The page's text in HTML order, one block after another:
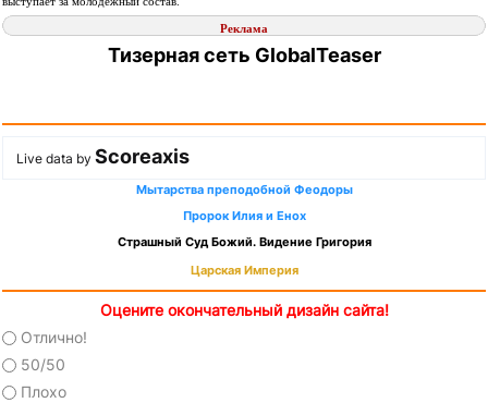
Реклама
Тизерная сеть GlobalTeaser
Live data by Scoreaxis
Мытарства преподобной Феодоры
Пророк Илия и Енох
Страшный Суд Божий. Видение Григория
Царская Империя
Оцените окончательный дизайн сайта!
Отлично!
50/50
Плохо